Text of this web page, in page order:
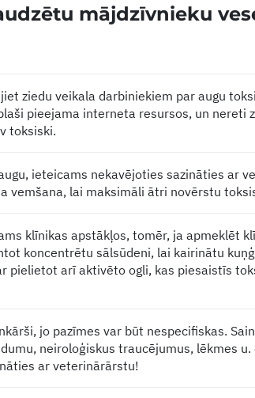
mājdzīvnieku
ziedu veikala darbiniekiem par augu
pieejama interneta resursos, un nereti
toksiski.
ieteicams nekavējoties sazināties ar
vemšana, lai maksimāli ātri novērstu
klīnikas apstākļos, tomēr, ja apmeklēt
koncentrētu sālsūdeni, lai kairinātu
pielietot arī aktivēto ogli, kas piesaistīs
jo pazīmes var būt nespecifiskas.
neiroloģiskus traucējumus, lēkmes u.
ar veterinārārstu!